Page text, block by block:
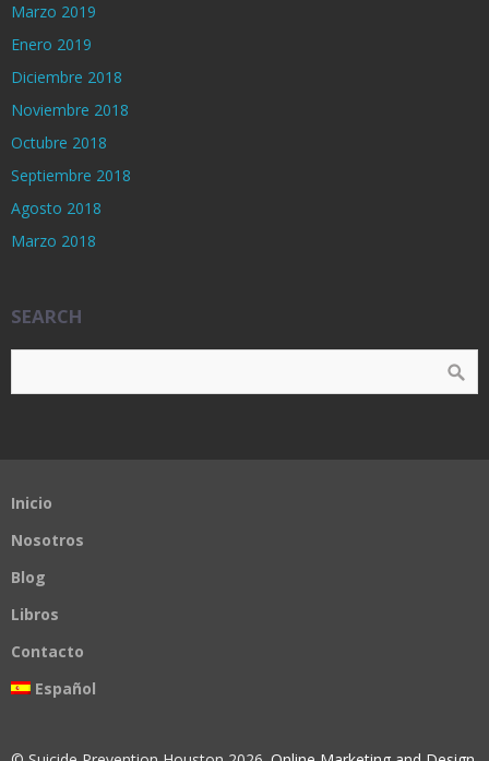
Marzo 2019
Enero 2019
Diciembre 2018
Noviembre 2018
Octubre 2018
Septiembre 2018
Agosto 2018
Marzo 2018
SEARCH
Inicio
Nosotros
Blog
Libros
Contacto
Español